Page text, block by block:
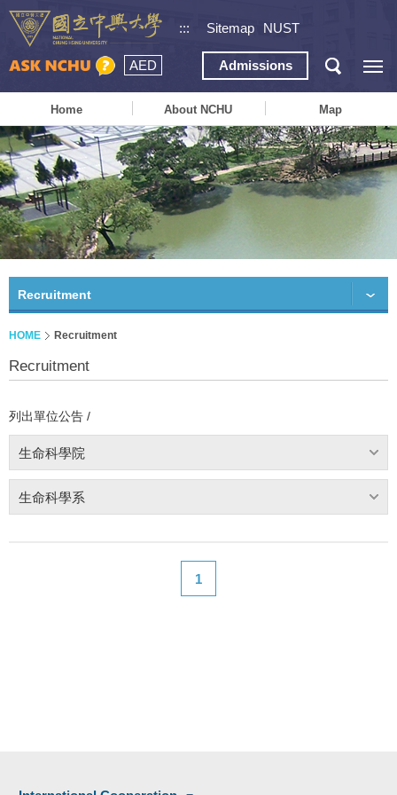
::: Sitemap NUST
AED Admissions
Home About NCHU Map
Recruitment
HOME Recruitment
Recruitment
列出單位公告 /
生命科學院
生命科學系
1